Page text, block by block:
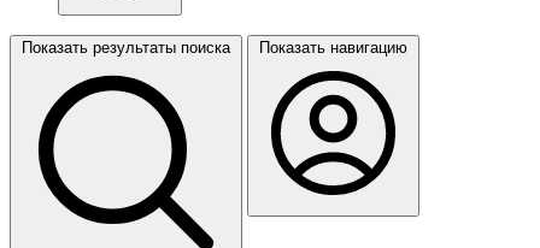
Показать результаты поиска Показать навигацию